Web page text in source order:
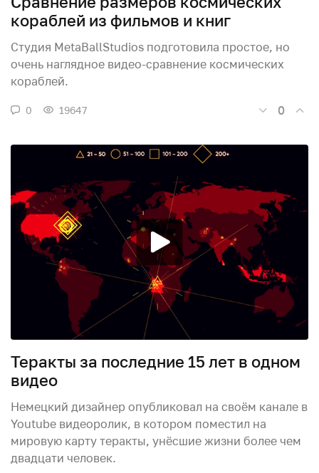
кораблей из фильмов и книг
Студия MetaBallStudios подготовила простое, но
очень наглядное видео-сравнение космических
кораблей.
0 19647 0
Теракты за последние 15 лет в одном
видео
Немецкий дизайнер опубликовал на своём канале в
Youtube видеоролик, в котором поместил на
мировую карту теракты, унёсшие жизни более чем
двадцати человек.